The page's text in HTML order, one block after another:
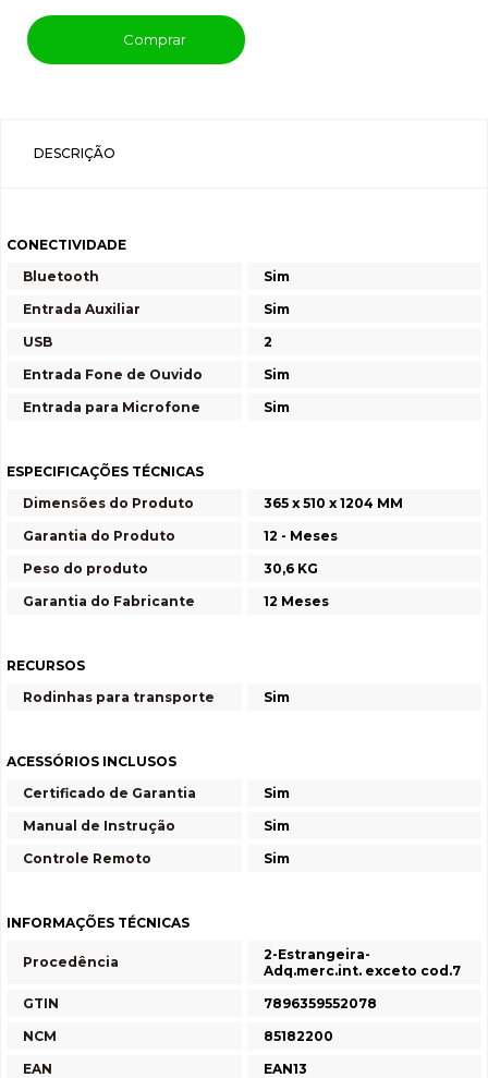
Comprar
DESCRIÇÃO
CONECTIVIDADE
Bluetooth
Sim
Entrada Auxiliar
Sim
USB
2
Entrada Fone de Ouvido
Sim
Entrada para Microfone
Sim
ESPECIFICAÇÕES TÉCNICAS
Dimensões do Produto
365 x 510 x 1204 MM
Garantia do Produto
12 - Meses
Peso do produto
30,6 KG
Garantia do Fabricante
12 Meses
RECURSOS
Rodinhas para transporte
Sim
ACESSÓRIOS INCLUSOS
Certificado de Garantia
Sim
Manual de Instrução
Sim
Controle Remoto
Sim
INFORMAÇÕES TÉCNICAS
Procedência
2-Estrangeira-
Adq.merc.int. exceto cod.7
GTIN
7896359552078
NCM
85182200
EAN
EAN13